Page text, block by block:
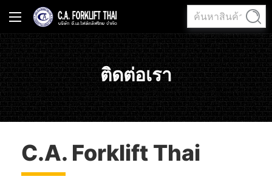
ค้นหา: ค้นหา
ติดต่อเรา
C.A. Forklift Thai